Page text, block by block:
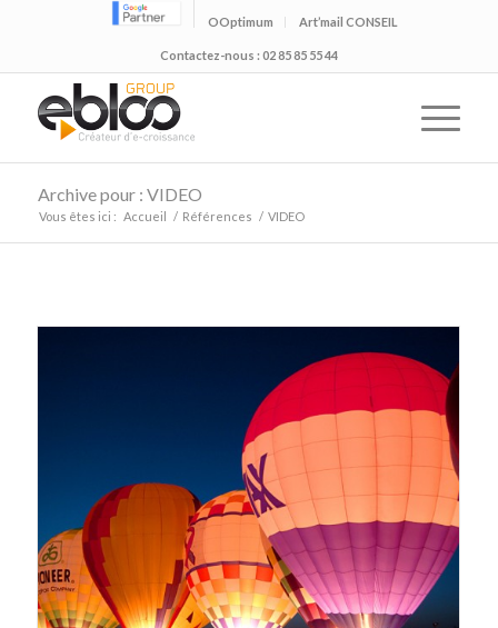
OOptimum Art’mail CONSEIL
Contactez-nous : 02 85 85 55 44
Archive pour : VIDEO
Vous êtes ici : Accueil / Références / VIDEO